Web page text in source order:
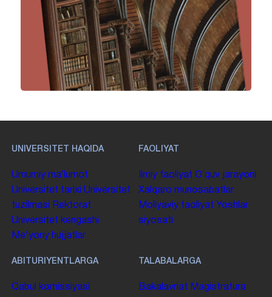
UNIVERSITET HAQIDA
Umumiy maʼlumot
Universitet tarixi Universitet
tuzilmasi Rektorat
Universitet kengashi
Me'yoriy hujjatlar
FAOLIYAT
Ilmiy faoliyat Oʻquv jarayoni
Xalqaro munosabatlar
Moliyaviy faoliyat Yoshlar
siyosati
ABITURIYENTLARGA
Qabul komissiyasi
TALABALARGA
Bakalavriat Magistratura